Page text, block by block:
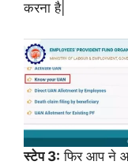
करना है|
स्टेप 3: फिर आप ने